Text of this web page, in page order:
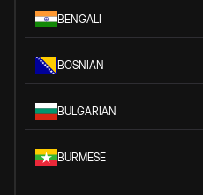
BENGALI
BOSNIAN
BULGARIAN
BURMESE